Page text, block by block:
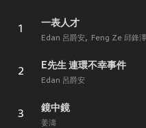
1
一表人才
Edan 呂爵安 Feng Ze 邱鋒澤
2
E先生 連環不幸事件
Edan 呂爵安
3
鏡中鏡
姜濤